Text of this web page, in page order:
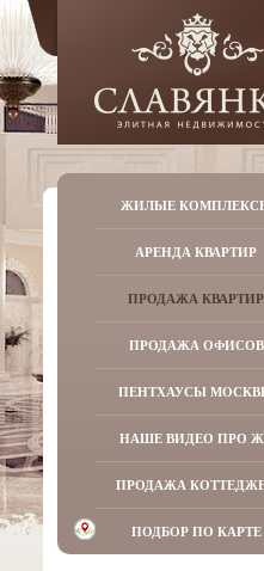
ЖИЛЫЕ
АРЕНДА КВАРТИР
ПРОДАЖА КВАРТИР
ПРОДАЖА ОФИСОВ
ПЕНТХАУСЫ
НАШЕ ВИДЕО ПРО
ПРОДАЖА
ПОДБОР ПО КАРТЕ